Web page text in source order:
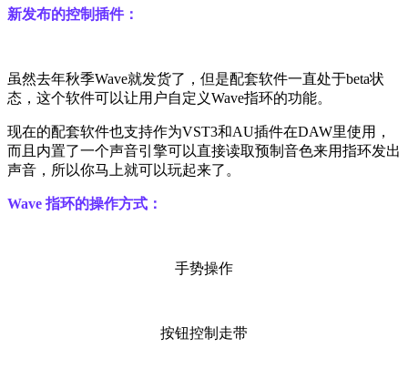
新发布的控制插件：
虽然去年秋季Wave就发货了，但是配套软件一直处于beta状
态，这个软件可以让用户自定义Wave指环的功能。
现在的配套软件也支持作为VST3和AU插件在DAW里使用，
而且内置了一个声音引擎可以直接读取预制音色来用指环发出
声音，所以你马上就可以玩起来了。
Wave 指环的操作方式：
手势操作
按钮控制走带